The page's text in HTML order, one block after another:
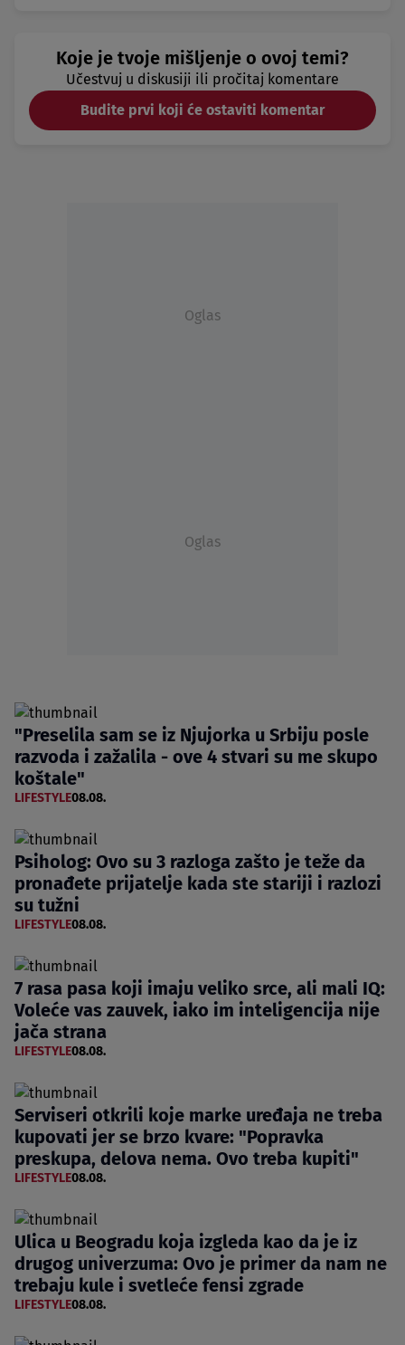
Koje je tvoje mišljenje o ovoj temi?
Učestvuj u diskusiji ili pročitaj komentare
Budite prvi koji će ostaviti komentar
Oglas
Oglas
"Preselila sam se iz Njujorka u Srbiju posle
razvoda i zažalila - ove 4 stvari su me skupo
koštale"
LIFESTYLE08.08.
Psiholog: Ovo su 3 razloga zašto je teže da
pronađete prijatelje kada ste stariji i razlozi
su tužni
LIFESTYLE08.08.
7 rasa pasa koji imaju veliko srce, ali mali IQ:
Voleće vas zauvek, iako im inteligencija nije
jača strana
LIFESTYLE08.08.
Serviseri otkrili koje marke uređaja ne treba
kupovati jer se brzo kvare: "Popravka
preskupa, delova nema. Ovo treba kupiti"
LIFESTYLE08.08.
Ulica u Beogradu koja izgleda kao da je iz
drugog univerzuma: Ovo je primer da nam ne
trebaju kule i svetleće fensi zgrade
LIFESTYLE08.08.